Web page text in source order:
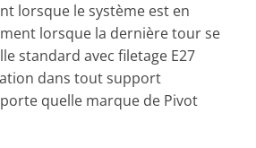
lorsque le système est en
lorsque la dernière tour se
standard avec filetage E27
dans tout support
quelle marque de Pivot